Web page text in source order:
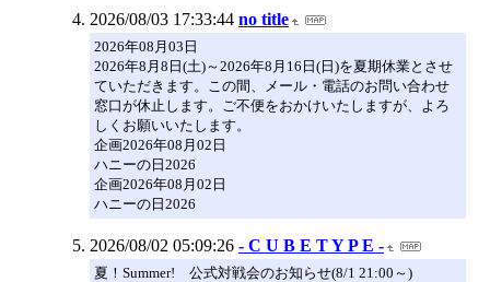
2026/08/03 17:33:44 no title
2026年08月03日
2026年8月8日(土)～2026年8月16日(日)を夏期休業とさせ
ていただきます。この間、メール・電話のお問い合わせ
窓口が休止します。ご不便をおかけいたしますが、よろ
しくお願いいたします。
企画2026年08月02日
ハニーの日2026
企画2026年08月02日
ハニーの日2026
2026/08/02 05:09:26 - C U B E T Y P E -
夏！Summer! 公式対戦会のお知らせ(8/1 21:00～)